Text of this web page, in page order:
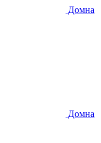
Домна
Домна